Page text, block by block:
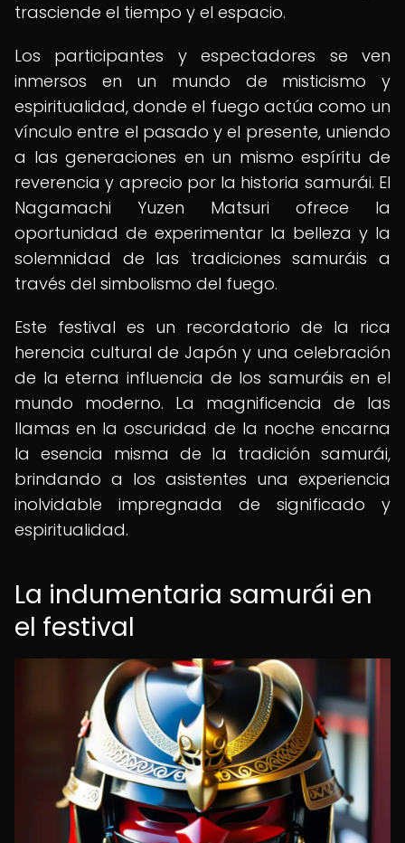
trasciende el tiempo y el espacio.
Los participantes y espectadores se ven
inmersos en un mundo de misticismo y
espiritualidad, donde el fuego actúa como un
vínculo entre el pasado y el presente, uniendo
a las generaciones en un mismo espíritu de
reverencia y aprecio por la historia samurái. El
Nagamachi Yuzen Matsuri ofrece la
oportunidad de experimentar la belleza y la
solemnidad de las tradiciones samuráis a
través del simbolismo del fuego.
Este festival es un recordatorio de la rica
herencia cultural de Japón y una celebración
de la eterna influencia de los samuráis en el
mundo moderno. La magnificencia de las
llamas en la oscuridad de la noche encarna
la esencia misma de la tradición samurái,
brindando a los asistentes una experiencia
inolvidable impregnada de significado y
espiritualidad.
La indumentaria samurái en
el festival